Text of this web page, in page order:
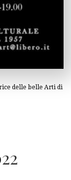
delle belle Arti di